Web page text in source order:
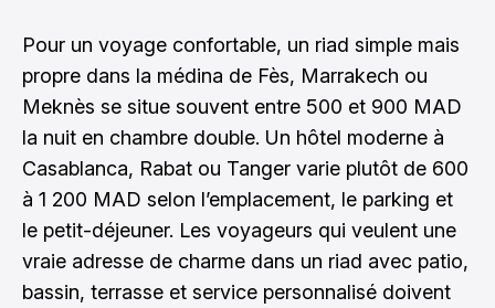
Pour un voyage confortable, un riad simple mais
propre dans la médina de Fès, Marrakech ou
Meknès se situe souvent entre 500 et 900 MAD
la nuit en chambre double. Un hôtel moderne à
Casablanca, Rabat ou Tanger varie plutôt de 600
à 1 200 MAD selon l’emplacement, le parking et
le petit-déjeuner. Les voyageurs qui veulent une
vraie adresse de charme dans un riad avec patio,
bassin, terrasse et service personnalisé doivent